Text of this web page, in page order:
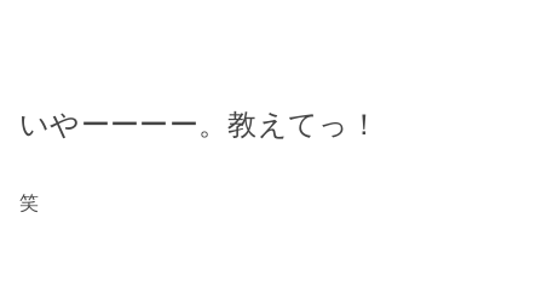
いやーーーー。教えてっ！
笑